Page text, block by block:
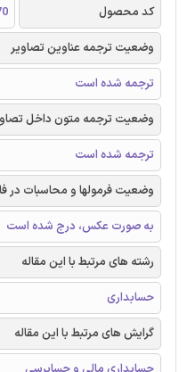
کد محصول
وضعیت ترجمه عناوین تصاویر
ترجمه شده است
وضعیت ترجمه متون داخل
ترجمه شده است
وضعیت فرمولها و محاسبات در
به صورت عکس، درج شده است
رشته های مرتبط با این مقاله
حسابداری
گرایش های مرتبط با این مقاله